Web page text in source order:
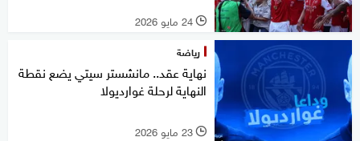
l 24 مايو 2026
رياضة
نهاية عقد.. مانشستر سيتي يضع نقطة
النهاية لرحلة غوارديولا
l 23 مايو 2026